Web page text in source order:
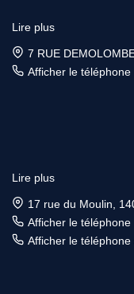
Lire plus
7 RUE
Afficher le téléphone
Lire plus
17 rue du Moulin,
Afficher le téléphone
Afficher le téléphone